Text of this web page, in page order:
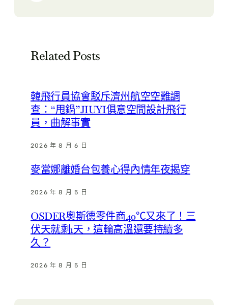
Related Posts
韓飛行員協會駁斥濟州航空空難調
查：“甩鍋”JIUYI俱意空間設計飛行
員，曲解事實
2026 年 8 月 6 日
麥當娜離婚台包養心得內情年夜揭穿
2026 年 8 月 5 日
OSDER奧斯德零件商40℃又來了！三
伏天就剩1天，這輪高溫還要持續多
久？
2026 年 8 月 5 日